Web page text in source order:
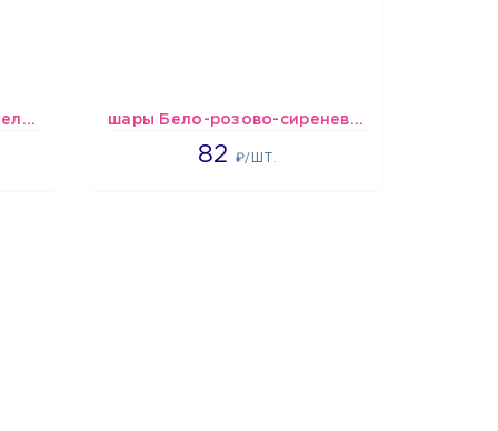
шары Бело-красные пастельные шары Бело-розово-сиреневые пастельные
82 ₽/ШТ.
1637